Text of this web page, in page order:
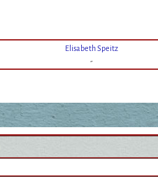
Elisabeth Speitz
-